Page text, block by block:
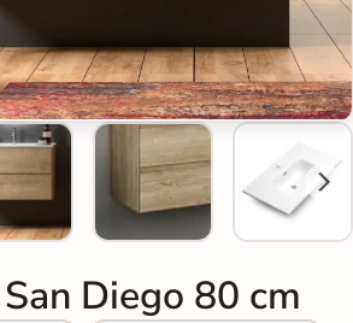
Diego 80 cm